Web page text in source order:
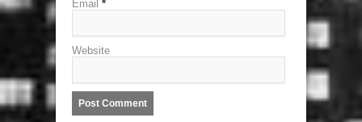
Email *
Website